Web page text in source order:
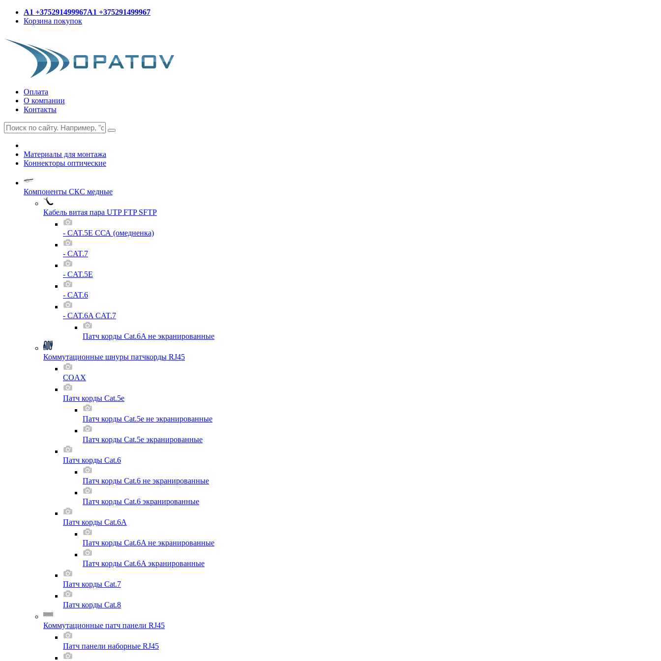
A1 +375291499967A1 +375291499967
Корзина покупок
Оплата
О компании
Контакты
Материалы для монтажа
Коннекторы оптические
Компоненты СКС медные
Кабель витая пара UTP FTP SFTP
- CAT.5E ССА (омедненка)
- CAT.7
- CAT.5E
- CAT.6
- CAT.6A CAT.7
Патч корды Cat.6A не экранированные
Коммутационные шнуры патчкорды RJ45
COAX
Патч корды Cat.5e
Патч корды Cat.5e не экранированные
Патч корды Cat.5e экранированные
Патч корды Cat.6
Патч корды Cat.6 не экранированные
Патч корды Cat.6 экранированные
Патч корды Cat.6A
Патч корды Cat.6A не экранированные
Патч корды Cat.6A экранированные
Патч корды Cat.7
Патч корды Cat.8
Коммутационные патч панели RJ45
Патч панели наборные RJ45